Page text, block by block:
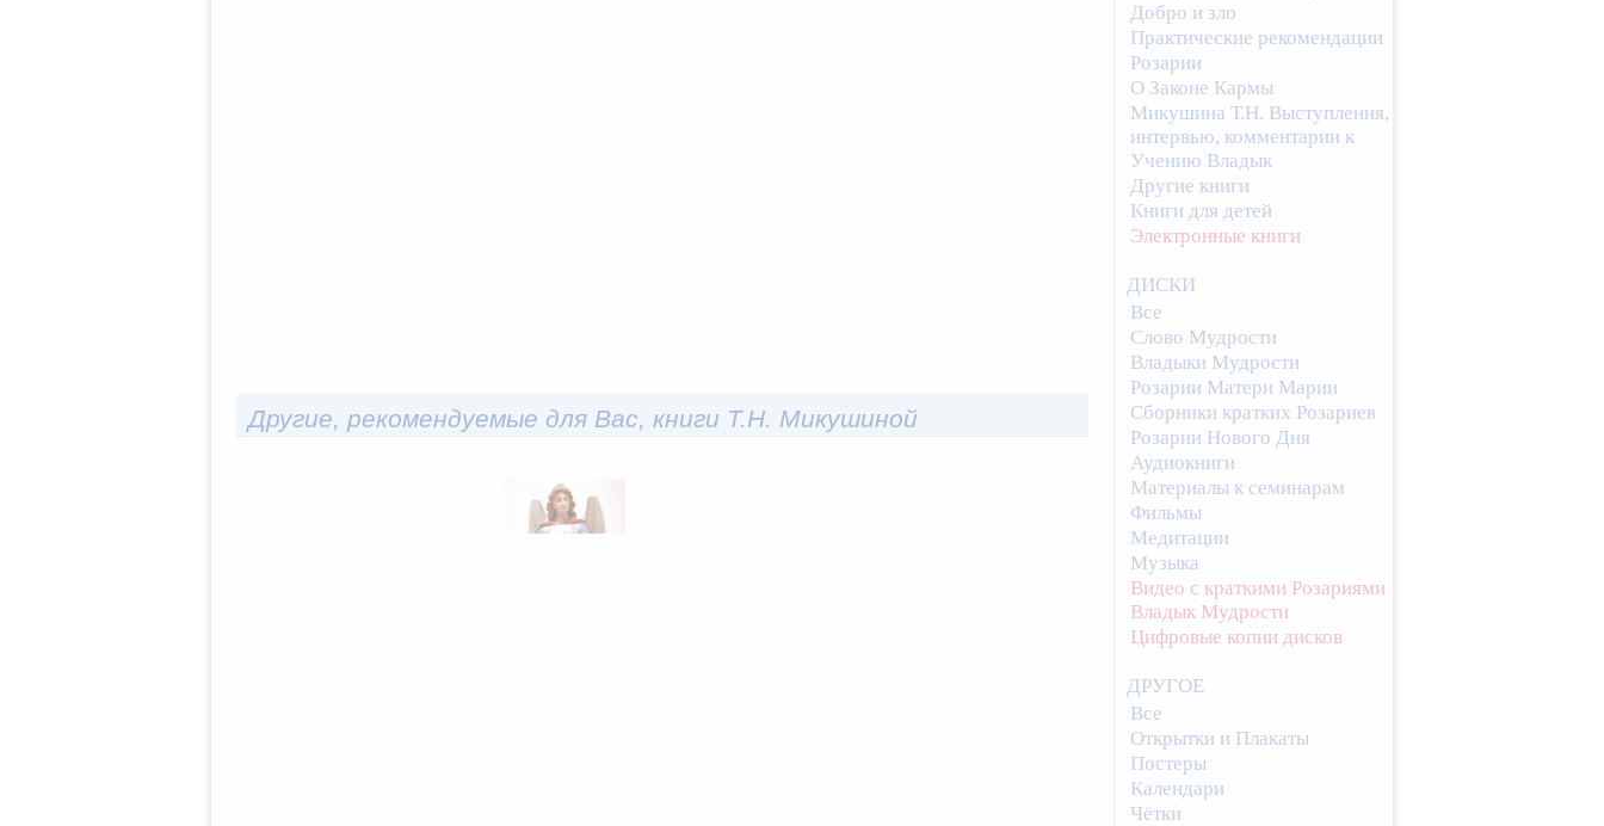
Другие, рекомендуемые для Вас, книги Т.Н. Микушиной
Добро и зло
Практические рекомендации
Розарии
О Законе Кармы
Микушина Т.Н. Выступления,
интервью, комментарии к
Учению Владык
Другие книги
Книги для детей
Электронные книги
ДИСКИ
Все
Слово Мудрости
Владыки Мудрости
Розарии Матери Марии
Сборники кратких Розариев
Розарии Нового Дня
Аудиокниги
Материалы к семинарам
Фильмы
Медитации
Музыка
Видео с краткими Розариями
Владык Мудрости
Цифровые копии дисков
ДРУГОЕ
Все
Открытки и Плакаты
Постеры
Календари
Чётки